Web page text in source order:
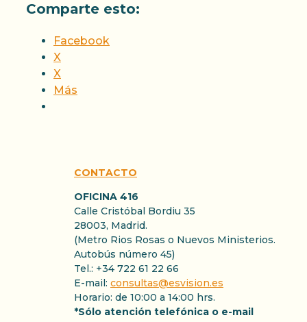
Comparte esto:
Facebook
X
X
Más
CONTACTO
OFICINA 416
Calle Cristóbal Bordiu 35
28003, Madrid.
(Metro Rios Rosas o Nuevos Ministerios.
Autobús número 45)
Tel.: +34 722 61 22 66
E-mail: consultas@esvision.es
Horario: de 10:00 a 14:00 hrs.
*Sólo atención telefónica o e-mail